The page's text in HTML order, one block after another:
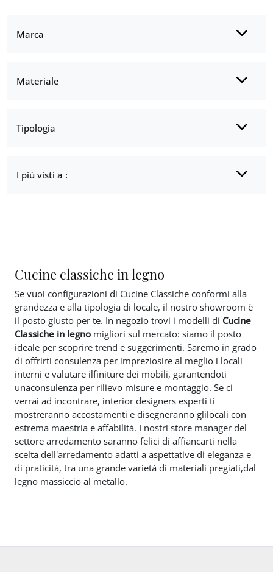
Marca
Materiale
Tipologia
I più visti a :
Cucine classiche in legno
Se vuoi configurazioni di Cucine Classiche conformi alla
grandezza e alla tipologia di locale, il nostro showroom è
il posto giusto per te. In negozio trovi i modelli di Cucine
Classiche in legno migliori sul mercato: siamo il posto
ideale per scoprire trend e suggerimenti. Saremo in grado
di offrirti consulenza per impreziosire al meglio i locali
interni e valutare ilfiniture dei mobili, garantendoti
unaconsulenza per rilievo misure e montaggio. Se ci
verrai ad incontrare, interior designers esperti ti
mostreranno accostamenti e disegneranno glilocali con
estrema maestria e affabilità. I nostri store manager del
settore arredamento saranno felici di affiancarti nella
scelta dell'arredamento adatti a aspettative di eleganza e
di praticità, tra una grande varietà di materiali pregiati,dal
legno massiccio al metallo.